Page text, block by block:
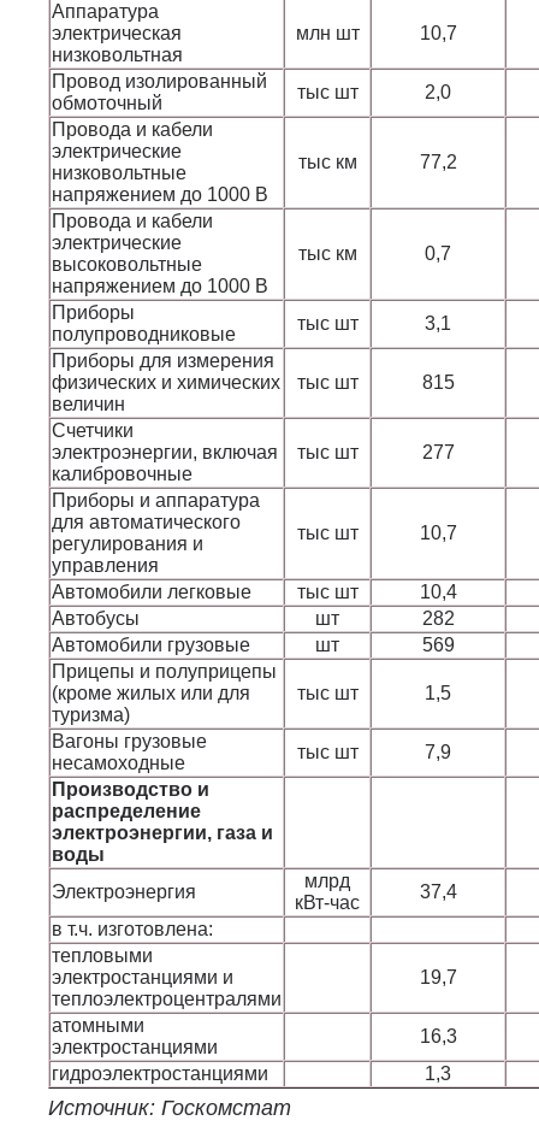
Аппаратура
электрическая
низковольтная
млн шт 10,7
Провод изолированный
обмоточный
тыс шт
2,0
Провода и кабели
электрические
низковольтные
напряжением до 1000 В
тыс км 77,2
Провода и кабели
электрические
высоковольтные
напряжением до 1000 В
тыс км 0,7
Приборы
полупроводниковые
тыс шт
3,1
Приборы для измерения
физических и химических
величин
тыс шт 815
Счетчики
электроэнергии, включая
калибровочные
тыс шт 277
Приборы и аппаратура
для автоматического
регулирования и
управления
тыс шт 10,7
Автомобили легковые тыс шт
10,4
Автобусы
шт
282
Автомобили грузовые
шт
569
Прицепы и полуприцепы
(кроме жилых или для
туризма)
тыс шт 1,5
Вагоны грузовые
несамоходные
тыс шт
7,9
Производство и
распределение
электроэнергии, газа и
воды
Электроэнергия
млрд
кВт-час
37,4
в т.ч. изготовлена:
тепловыми
электростанциями и
теплоэлектроцентралями
19,7
атомными
электростанциями
16,3
гидроэлектростанциями
1,3
Источник: Госкомстат